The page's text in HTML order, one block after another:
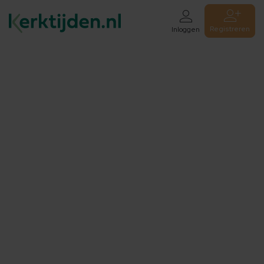
Inloggen Registreren